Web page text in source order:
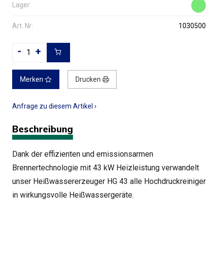
Lager:
Art. Nr: 1030500
- +
Merken Drucken
Anfrage zu diesem Artikel ›
Beschreibung
Dank der effizienten und emissionsarmen
Brennertechnologie mit 43 kW Heizleistung verwandelt
unser Heißwassererzeuger HG 43 alle Hochdruckreiniger
in wirkungsvolle Heißwassergeräte.